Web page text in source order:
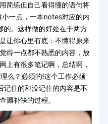
简练但自己看得懂的语句将
一点，一本notes对应的内
的。这样做的好处在于两方
让你心里有底：不懂得原来
得一点都不熟悉的内容，放
上有很多笔记啊，总结啊，
么？必须的!这个工作必须
记住的和没记住的内容是不
漏补缺的过程。